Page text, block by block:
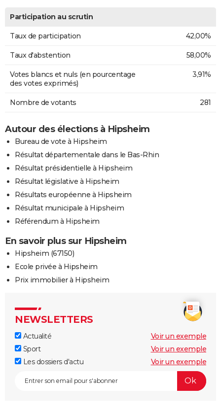
Participation au scrutin
Taux de participation 42,00%
Taux d'abstention 58,00%
Votes blancs et nuls (en pourcentage
des votes exprimés)
3,91%
Nombre de votants 281
Autour des élections à Hipsheim
Bureau de vote à Hipsheim
Résultat départementale dans le Bas-Rhin
Résultat présidentielle à Hipsheim
Résultat législative à Hipsheim
Résultats européenne à Hipsheim
Résultat municipale à Hipsheim
Référendum à Hipsheim
En savoir plus sur Hipsheim
Hipsheim (67150)
Ecole privée à Hipsheim
Prix immobilier à Hipsheim
NEWSLETTERS
Actualité
Voir un exemple
Sport
Voir un exemple
Les dossiers d'actu
Voir un exemple